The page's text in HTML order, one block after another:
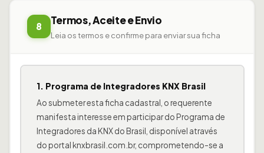
8 Termos, Aceite e Envio
Leia os termos e confirme para enviar sua ficha
1. Programa de Integradores KNX Brasil
Ao submeter esta ficha cadastral, o requerente
manifesta interesse em participar do Programa de
Integradores da KNX do Brasil, disponível através
do portal knxbrasil.com.br, comprometendo-se a